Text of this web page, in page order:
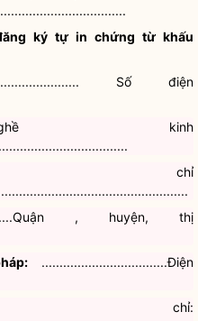
ký tự in chứng từ khấu
Số điện
kinh
chỉ
, huyện, thị
:...................................Điện
chỉ: